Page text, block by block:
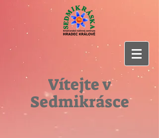
Vítejte v
Sedmikrásce